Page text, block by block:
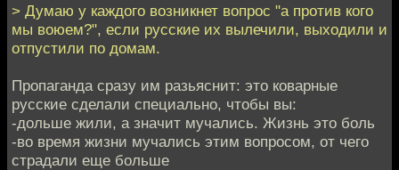
> Думаю у каждого возникнет вопрос "а против кого
мы воюем?", если русские их вылечили, выходили и
отпустили по домам.
Пропаганда сразу им разьяснит: это коварные
русские сделали специально, чтобы вы:
-дольше жили, а значит мучались. Жизнь это боль
-во время жизни мучались этим вопросом, от чего
страдали еще больше